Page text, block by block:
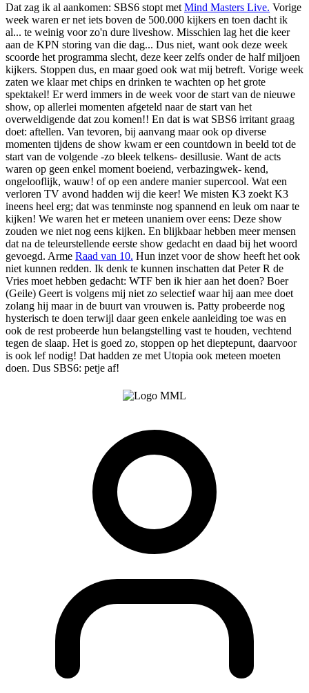
Dat zag ik al aankomen: SBS6 stopt met Mind Masters Live. Vorige
week waren er net iets boven de 500.000 kijkers en toen dacht ik
al... te weinig voor zo'n dure liveshow. Misschien lag het die keer
aan de KPN storing van die dag... Dus niet, want ook deze week
scoorde het programma slecht, deze keer zelfs onder de half miljoen
kijkers. Stoppen dus, en maar goed ook wat mij betreft. Vorige week
zaten we klaar met chips en drinken te wachten op het grote
spektakel! Er werd immers in de week voor de start van de nieuwe
show, op allerlei momenten afgeteld naar de start van het
overweldigende dat zou komen!! En dat is wat SBS6 irritant graag
doet: aftellen. Van tevoren, bij aanvang maar ook op diverse
momenten tijdens de show kwam er een countdown in beeld tot de
start van de volgende -zo bleek telkens- desillusie. Want de acts
waren op geen enkel moment boeiend, verbazingwek- kend,
ongelooflijk, wauw! of op een andere manier supercool. Wat een
verloren TV avond hadden wij die keer! We misten K3 zoekt K3
ineens heel erg; dat was tenminste nog spannend en leuk om naar te
kijken! We waren het er meteen unaniem over eens: Deze show
zouden we niet nog eens kijken. En blijkbaar hebben meer mensen
dat na de teleurstellende eerste show gedacht en daad bij het woord
gevoegd. Arme Raad van 10. Hun inzet voor de show heeft het ook
niet kunnen redden. Ik denk te kunnen inschatten dat Peter R de
Vries moet hebben gedacht: WTF ben ik hier aan het doen? Boer
(Geile) Geert is volgens mij niet zo selectief waar hij aan mee doet
zolang hij maar in de buurt van vrouwen is. Patty probeerde nog
hysterisch te doen terwijl daar geen enkele aanleiding toe was en
ook de rest probeerde hun belangstelling vast te houden, vechtend
tegen de slaap. Het is goed zo, stoppen op het dieptepunt, daarvoor
is ook lef nodig! Dat hadden ze met Utopia ook meteen moeten
doen. Dus SBS6: petje af!